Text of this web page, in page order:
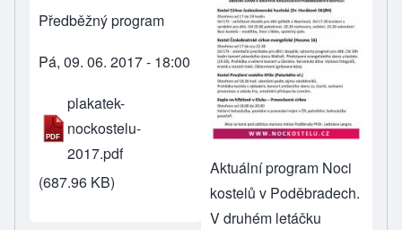
Předběžný program
Pá, 09. 06. 2017 - 18:00
plakatek-
nockostelu-
2017.pdf
(687.96 KB)
Aktuální program Noci
kostelů v Poděbradech.
V druhém letáčku